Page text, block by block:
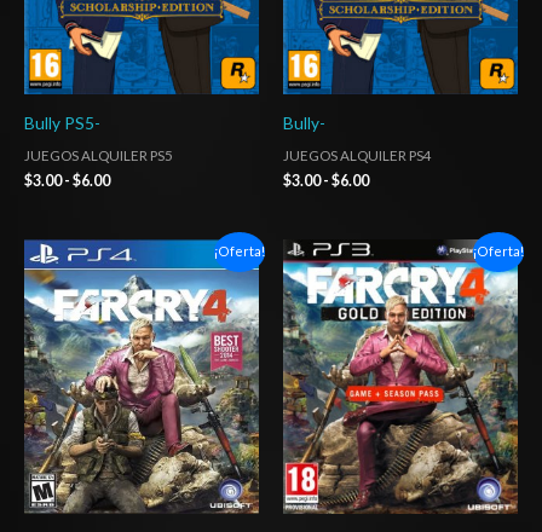
Bully PS5-
JUEGOS ALQUILER PS5
$3.00 - $6.00
Bully-
JUEGOS ALQUILER PS4
$3.00 - $6.00
¡Oferta!
Rango
de
precios:
desde
$2.03
hasta
$5.03
¡Oferta!
El
precio
original
era:
$9.03.
El
precio
actual
es:
$6.03.